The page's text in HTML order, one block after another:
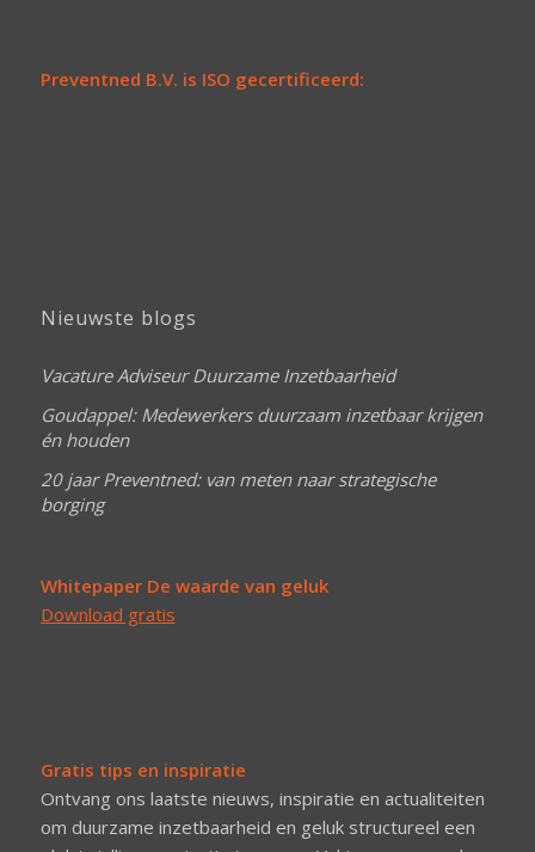
Preventned B.V. is ISO gecertificeerd:
Nieuwste blogs
Vacature Adviseur Duurzame Inzetbaarheid
Goudappel: Medewerkers duurzaam inzetbaar krijgen
én houden
20 jaar Preventned: van meten naar strategische
borging
Whitepaper De waarde van geluk
Download gratis
Gratis tips en inspiratie
Ontvang ons laatste nieuws, inspiratie en actualiteiten
om duurzame inzetbaarheid en geluk structureel een